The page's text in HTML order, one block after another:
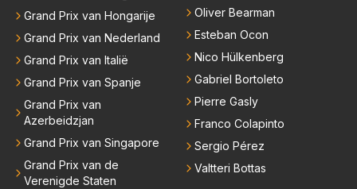
Grand Prix van Hongarije
Grand Prix van Nederland
Grand Prix van Italië
Grand Prix van Spanje
Grand Prix van
Azerbeidzjan
Grand Prix van Singapore
Grand Prix van de
Verenigde Staten
Oliver Bearman
Esteban Ocon
Nico Hülkenberg
Gabriel Bortoleto
Pierre Gasly
Franco Colapinto
Sergio Pérez
Valtteri Bottas